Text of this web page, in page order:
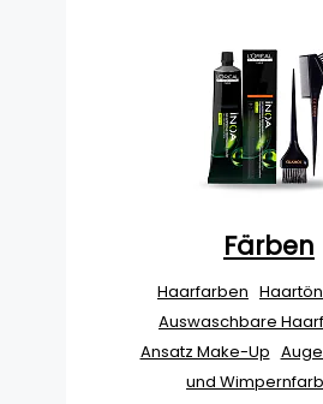
Färben
Haarfarben
Auswaschbare
Ansatz Make-Up
und